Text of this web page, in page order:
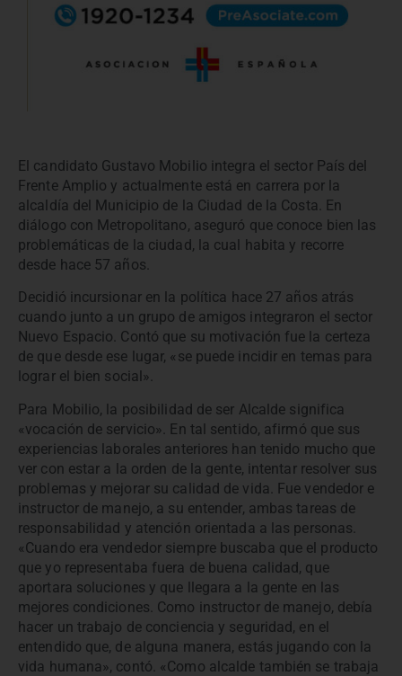
El candidato Gustavo Mobilio integra el sector País del
Frente Amplio y actualmente está en carrera por la
alcaldía del Municipio de la Ciudad de la Costa. En
diálogo con Metropolitano, aseguró que conoce bien las
problemáticas de la ciudad, la cual habita y recorre
desde hace 57 años.
Decidió incursionar en la política hace 27 años atrás
cuando junto a un grupo de amigos integraron el sector
Nuevo Espacio. Contó que su motivación fue la certeza
de que desde ese lugar, «se puede incidir en temas para
lograr el bien social».
Para Mobilio, la posibilidad de ser Alcalde significa
«vocación de servicio». En tal sentido, afirmó que sus
experiencias laborales anteriores han tenido mucho que
ver con estar a la orden de la gente, intentar resolver sus
problemas y mejorar su calidad de vida. Fue vendedor e
instructor de manejo, a su entender, ambas tareas de
responsabilidad y atención orientada a las personas.
«Cuando era vendedor siempre buscaba que el producto
que yo representaba fuera de buena calidad, que
aportara soluciones y que llegara a la gente en las
mejores condiciones. Como instructor de manejo, debía
hacer un trabajo de conciencia y seguridad, en el
entendido que, de alguna manera, estás jugando con la
vida humana», contó. «Como alcalde también se trabaja